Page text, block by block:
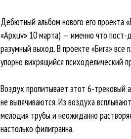
Дебютный альбом нового его проекта
«Apxuv» 10 марта) — именно что пост-
разумный выход. В проекте «Бига» все
упорно вихрящийся психоделический
Воздух пропитывает этот 6-
не выпячиваются. Из воздуха
мелодия трубы и неожиданно
настолько филигранна.